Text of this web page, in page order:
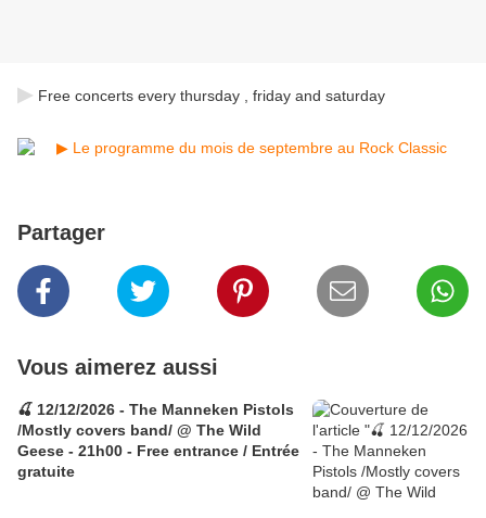
▶ Free concerts every thursday , friday and saturday
Partager
Vous aimerez aussi
🍒 12/12/2026 - The Manneken Pistols
/Mostly covers band/ @ The Wild
Geese - 21h00 - Free entrance / Entrée
gratuite